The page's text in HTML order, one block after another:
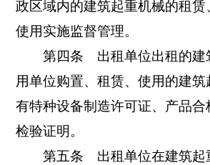
政区域内的建筑起重机械的租赁
使用实施监督管理。
第四条 出租单位出租的建
用单位购置、租赁、使用的建
有特种设备制造许可证、产品合
检验证明。
第五条 出租单位在建筑起